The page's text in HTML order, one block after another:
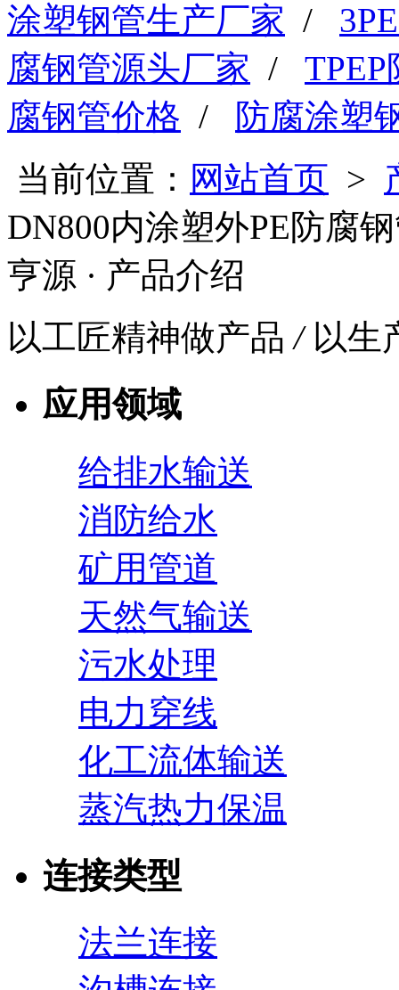
涂塑钢管生产厂家 /
腐钢管源头厂家 /
腐钢管价格 /
防腐涂塑
当前位置： 网站首页 >
DN800内涂塑外PE防腐
亨源 · 产品介绍
以工匠精神做产品/以生
应用领域
给排水输送
消防给水
矿用管道
天然气输送
污水处理
电力穿线
化工流体输送
蒸汽热力保温
连接类型
法兰连接